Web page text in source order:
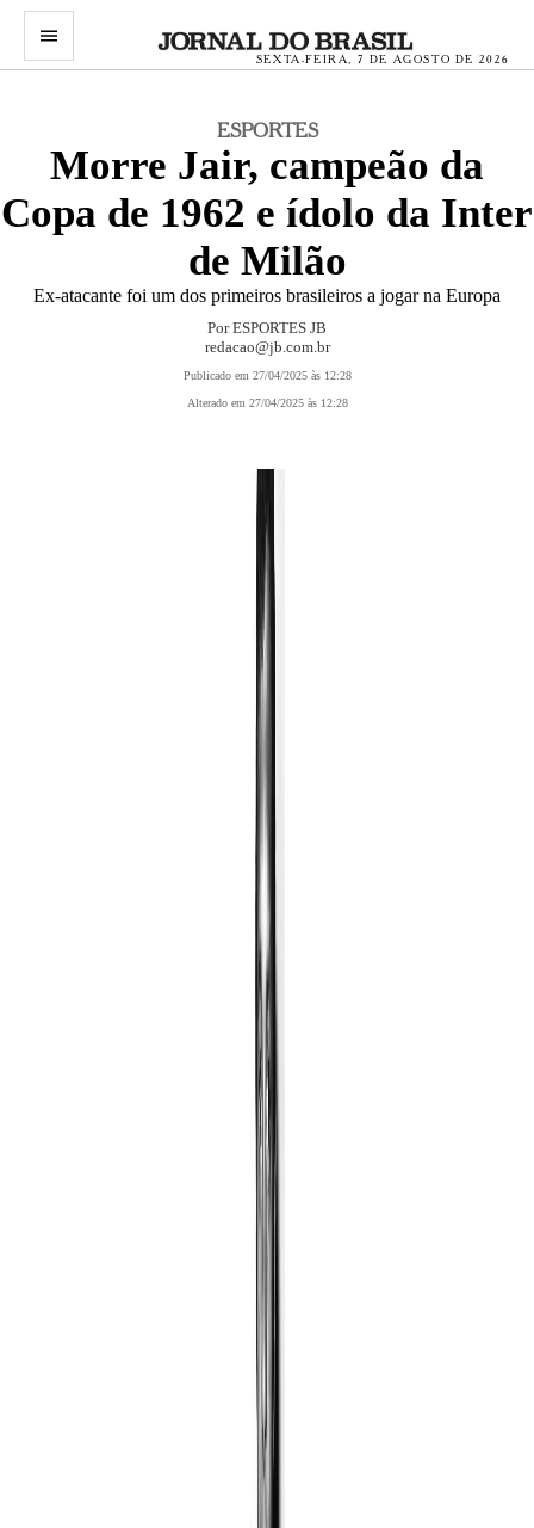
menu
SEXTA-FEIRA, 7 DE AGOSTO DE 2026
ESPORTES
Morre Jair, campeão da
Copa de 1962 e ídolo da Inter
de Milão
Ex-atacante foi um dos primeiros brasileiros a jogar na Europa
Por ESPORTES JB
redacao@jb.com.br
Publicado em 27/04/2025 às 12:28
Alterado em 27/04/2025 às 12:28